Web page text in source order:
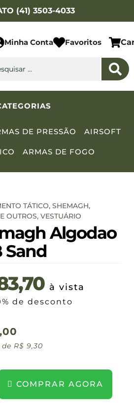
(41) 3503-4033
Minha Conta Favoritos
DE PRESSÃO AIRSOFT
ARMAS DE FOGO
TÁTICO, SHEMAGH,
OUTROS, VESTUÁRIO
Algodao
Sand
à vista
de desconto
de R$ 9,30
COMPRAR AGORA